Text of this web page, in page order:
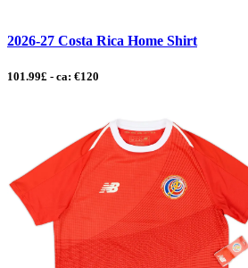
2026-27 Costa Rica Home Shirt
101.99£ - ca: €120